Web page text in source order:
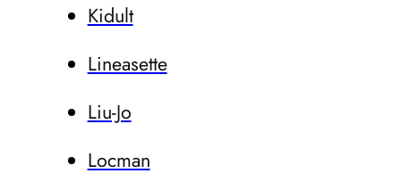
Kidult
Lineasette
Liu-Jo
Locman